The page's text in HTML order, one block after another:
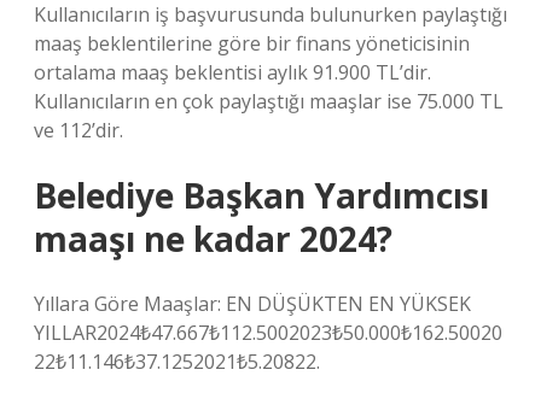
Kullanıcıların iş başvurusunda bulunurken paylaştığı
maaş beklentilerine göre bir finans yöneticisinin
ortalama maaş beklentisi aylık 91.900 TL’dir.
Kullanıcıların en çok paylaştığı maaşlar ise 75.000 TL
ve 112’dir.
Belediye Başkan Yardımcısı
maaşı ne kadar 2024?
Yıllara Göre Maaşlar: EN DÜŞÜKTEN EN YÜKSEK
YILLAR2024₺47.667₺112.5002023₺50.000₺162.50020
22₺11.146₺37.1252021₺5.20822.